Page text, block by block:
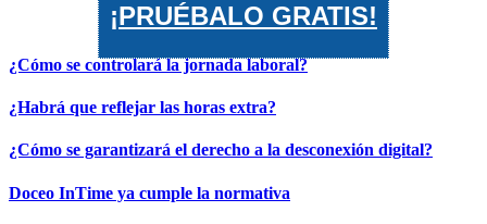
¡PRUÉBALO GRATIS!
¿Cómo se controlará la jornada laboral?
¿Habrá que reflejar las horas extra?
¿Cómo se garantizará el derecho a la desconexión digital?
Doceo InTime ya cumple la normativa